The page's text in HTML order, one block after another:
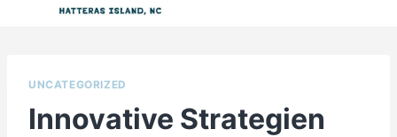
UNCATEGORIZED
Innovative Strategien